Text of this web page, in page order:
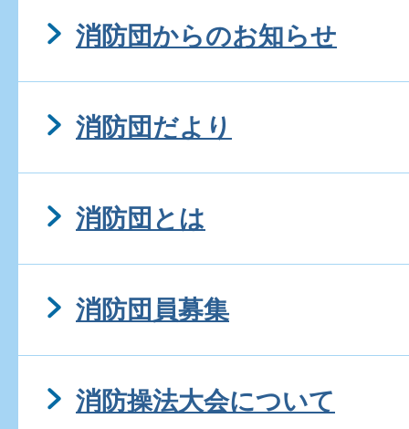
消防団からのお知らせ
消防団だより
消防団とは
消防団員募集
消防操法大会について